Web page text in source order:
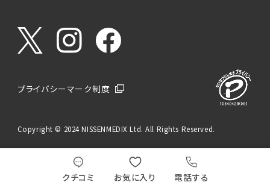
クチコミ お気に入り 電話する
プライバシーマーク制度
Copyright © 2024 NISSENMEDIX Ltd. All Rights Reserved.